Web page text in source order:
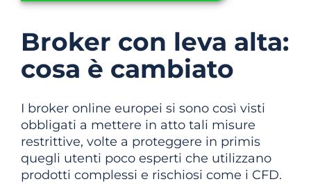
Broker con leva alta:
cosa è cambiato
I broker online europei si sono così visti
obbligati a mettere in atto tali misure
restrittive, volte a proteggere in primis
quegli utenti poco esperti che utilizzano
prodotti complessi e rischiosi come i CFD.